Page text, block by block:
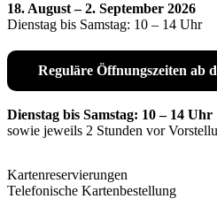
18. August – 2. September 2026
Dienstag bis Samstag: 10 – 14 Uhr
Reguläre Öffnungszeiten ab
Dienstag bis Samstag: 10 – 14 Uhr
sowie jeweils 2 Stunden vor
Kartenreservierungen
Telefonische Kartenbestellung